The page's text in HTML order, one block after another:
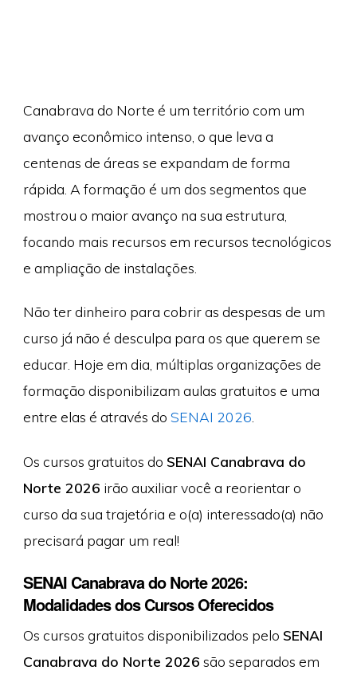
Canabrava do Norte é um território com um
avanço econômico intenso, o que leva a
centenas de áreas se expandam de forma
rápida. A formação é um dos segmentos que
mostrou o maior avanço na sua estrutura,
focando mais recursos em recursos tecnológicos
e ampliação de instalações.
Não ter dinheiro para cobrir as despesas de um
curso já não é desculpa para os que querem se
educar. Hoje em dia, múltiplas organizações de
formação disponibilizam aulas gratuitos e uma
entre elas é através do SENAI 2026
Os cursos gratuitos do SENAI Canabrava do
Norte 2026 irão auxiliar você a reorientar o
curso da sua trajetória e o(a) interessado(a) não
precisará pagar um real!
SENAI Canabrava do Norte 2026:
Modalidades dos Cursos Oferecidos
Os cursos gratuitos disponibilizados pelo SENAI
Canabrava do Norte 2026 são separados em